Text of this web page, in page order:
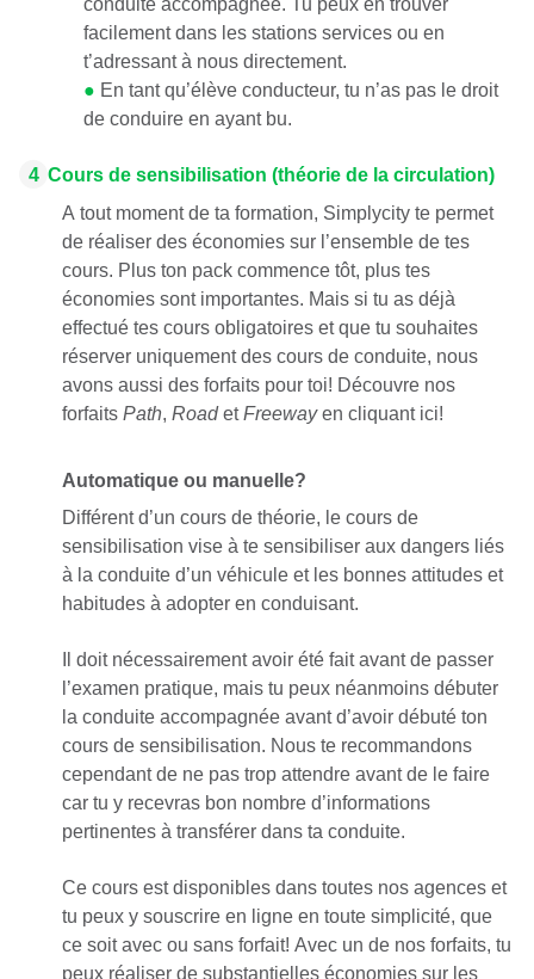
facilement dans les stations services ou en
t’adressant à nous directement.
● En tant qu’élève conducteur, tu n’as pas le droit
de conduire en ayant bu.
4 Cours de sensibilisation (théorie de la circulation)
A tout moment de ta formation, Simplycity te permet
de réaliser des économies sur l’ensemble de tes
cours. Plus ton pack commence tôt, plus tes
économies sont importantes. Mais si tu as déjà
effectué tes cours obligatoires et que tu souhaites
réserver uniquement des cours de conduite, nous
avons aussi des forfaits pour toi! Découvre nos
forfaitsPath, RoadetFreewayen cliquant ici!
Automatique ou manuelle?
Différent d’un cours de théorie, le cours de
sensibilisation vise à te sensibiliser aux dangers liés
à la conduite d’un véhicule et les bonnes attitudes et
habitudes à adopter en conduisant.
Il doit nécessairement avoir été fait avant de passer
l’examen pratique, mais tu peux néanmoins débuter
la conduite accompagnée avant d’avoir débuté ton
cours de sensibilisation. Nous te recommandons
cependant de ne pas trop attendre avant de le faire
car tu y recevras bon nombre d’informations
pertinentes à transférer dans ta conduite.
Ce cours est disponibles dans toutes nos agences et
tu peux y souscrire en ligne en toute simplicité, que
ce soit avec ou sans forfait! Avec un de nos forfaits, tu
peux réaliser de substantielles économies sur les